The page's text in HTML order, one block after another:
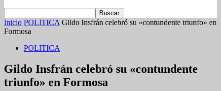
Inicio POLITICA Gildo Insfrán celebró su «contundente triunfo» en
Formosa
POLITICA
Gildo Insfrán celebró su «contundente
triunfo» en Formosa